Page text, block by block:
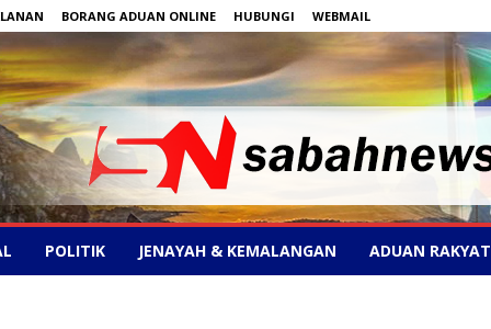
BORANG ADUAN ONLINE HUBUNGI WEBMAIL
POLITIK JENAYAH & KEMALANGAN ADUAN RAKYAT